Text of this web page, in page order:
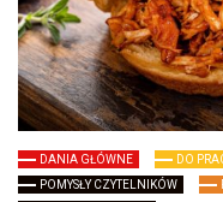
DANIA GŁÓWNE DO
POMYSŁY CZYTELNIKÓW